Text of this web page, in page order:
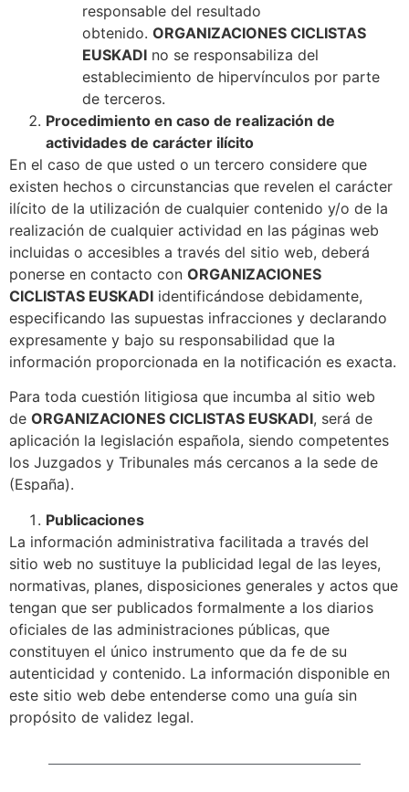
responsable del resultado
obtenido. ORGANIZACIONES CICLISTAS
EUSKADI no se responsabiliza del
establecimiento de hipervínculos por parte
de terceros.
Procedimiento en caso de realización de
actividades de carácter ilícito
En el caso de que usted o un tercero considere que
existen hechos o circunstancias que revelen el carácter
ilícito de la utilización de cualquier contenido y/o de la
realización de cualquier actividad en las páginas web
incluidas o accesibles a través del sitio web, deberá
ponerse en contacto con ORGANIZACIONES
CICLISTAS EUSKADI identificándose debidamente,
especificando las supuestas infracciones y declarando
expresamente y bajo su responsabilidad que la
información proporcionada en la notificación es exacta.
Para toda cuestión litigiosa que incumba al sitio web
de ORGANIZACIONES CICLISTAS EUSKADI, será de
aplicación la legislación española, siendo competentes
los Juzgados y Tribunales más cercanos a la sede de
(España).
Publicaciones
La información administrativa facilitada a través del
sitio web no sustituye la publicidad legal de las leyes,
normativas, planes, disposiciones generales y actos que
tengan que ser publicados formalmente a los diarios
oficiales de las administraciones públicas, que
constituyen el único instrumento que da fe de su
autenticidad y contenido. La información disponible en
este sitio web debe entenderse como una guía sin
propósito de validez legal.